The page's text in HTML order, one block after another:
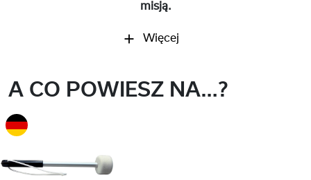
misją.
Więcej
A CO POWIESZ NA…?